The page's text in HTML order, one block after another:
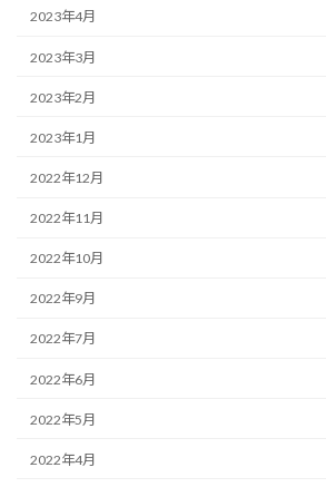
2023年4月
2023年3月
2023年2月
2023年1月
2022年12月
2022年11月
2022年10月
2022年9月
2022年7月
2022年6月
2022年5月
2022年4月